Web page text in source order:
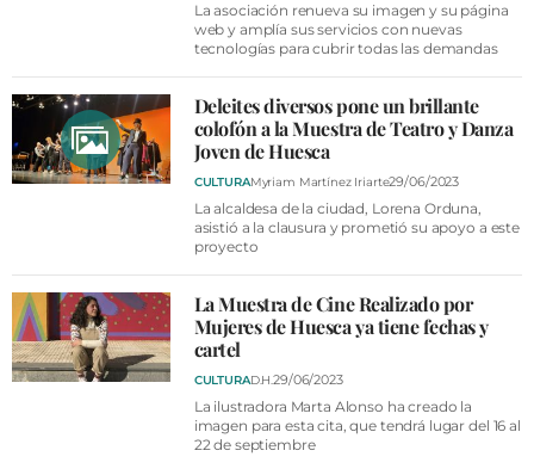
La asociación renueva su imagen y su página
web y amplía sus servicios con nuevas
tecnologías para cubrir todas las demandas
Deleites diversos pone un brillante
colofón a la Muestra de Teatro y Danza
Joven de Huesca
CULTURAMyriam Martínez Iriarte29/06/2023
La alcaldesa de la ciudad, Lorena Orduna,
asistió a la clausura y prometió su apoyo a este
proyecto
La Muestra de Cine Realizado por
Mujeres de Huesca ya tiene fechas y
cartel
CULTURAD.H.29/06/2023
La ilustradora Marta Alonso ha creado la
imagen para esta cita, que tendrá lugar del 16 al
22 de septiembre